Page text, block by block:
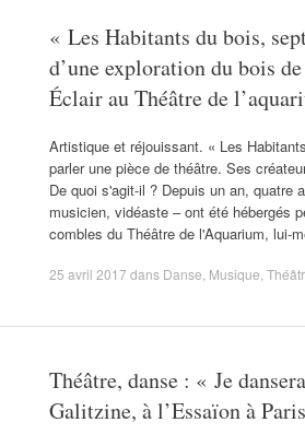
« Les Habitants du bois,
d’une exploration du bois
Éclair au Théâtre de
Artistique et réjouissant. « Les
parler une pièce de théâtre. Ses
De quoi s'agit-il ? Depuis un an, quatre
musicien, vidéaste – ont été hébergés
combles du Théâtre de l'Aquarium,
25 avril 2017 dans Danse Musique
Théâtre, danse : « Je
Galitzine, à l’Essaïon à